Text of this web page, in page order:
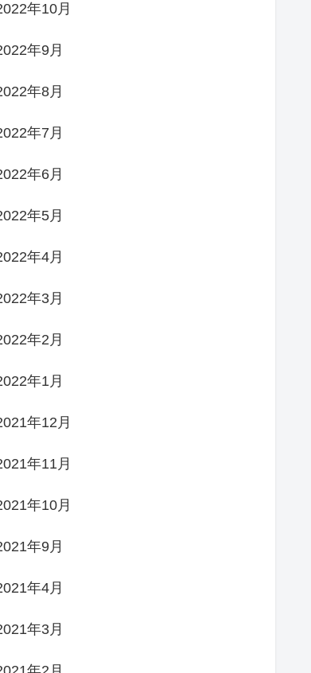
年10月
年9月
年8月
年7月
年6月
年5月
年4月
年3月
年2月
年1月
年12月
年11月
年10月
年9月
年4月
年3月